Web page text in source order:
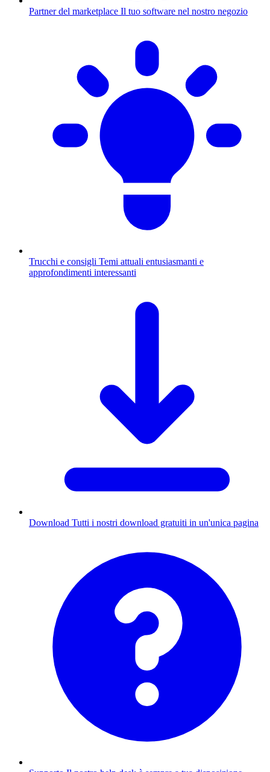
Partner del marketplace Il tuo software nel nostro negozio
Trucchi e consigli Temi attuali entusiasmanti e
approfondimenti interessanti
Download Tutti i nostri download gratuiti in un'unica pagina